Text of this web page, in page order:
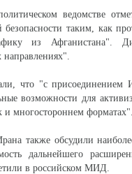
ведомстве
безопасности таким, как
из Афганистана".
направлениях".
что "с присоединением
возможности для
и многостороннем форматах".
также обсудили
дальнейшего
в российском МИД.